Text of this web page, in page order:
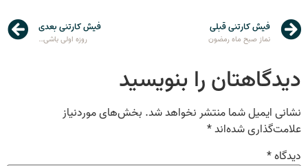
فیش کارتنی قبلی
نماز صبح ماه رمضون
فیش کارتنی بعدی
روزه اولی باشی…
دیدگاهتان را بنویسید
نشانی ایمیل شما منتشر نخواهد شد. بخش‌های موردنیاز
علامت‌گذاری شده‌اند*
دیدگاه*